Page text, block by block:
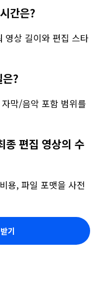
간은?
영상 길이와 편집 스타
?
막/음악 포함 범위를
종 편집 영상의 수
용, 파일 포맷을 사전
기